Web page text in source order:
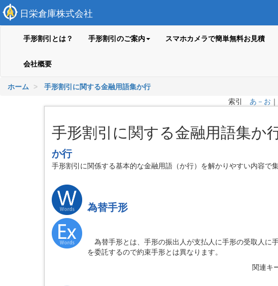
日栄倉庫株式会社
手形割引とは？ 手形割引のご案内 スマホカメラで簡単無料お見積
会社概要
ホーム 手形割引に関する金融用語集か行
索引 あ－お ｜
手形割引に関する金融用語集か
か行
手形割引に関係する基本的な金融用語（か行）を解かりやすい内容で
為替手形
為替手形とは、手形の振出人が支払人に手形の受取人に
を委託するので約束手形とは異なります。
関連キ